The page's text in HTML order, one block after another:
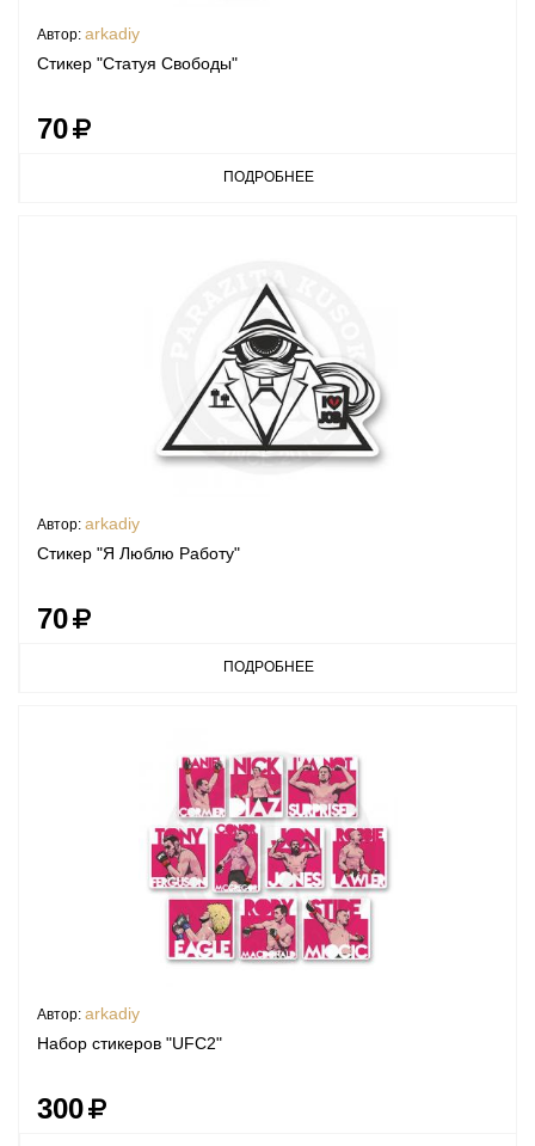
Автор: arkadiy
Стикер "Статуя Свободы"
70
ПОДРОБНЕЕ
Автор: arkadiy
Стикер "Я Люблю Работу"
70
ПОДРОБНЕЕ
Автор: arkadiy
Набор стикеров "UFC2"
300